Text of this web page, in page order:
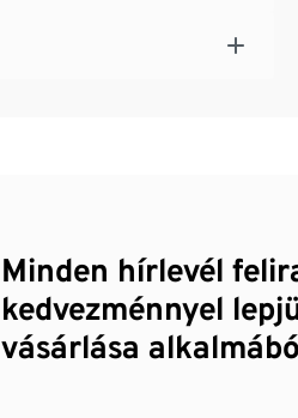
Minden hírlevél
kedvezménnyel
vásárlása